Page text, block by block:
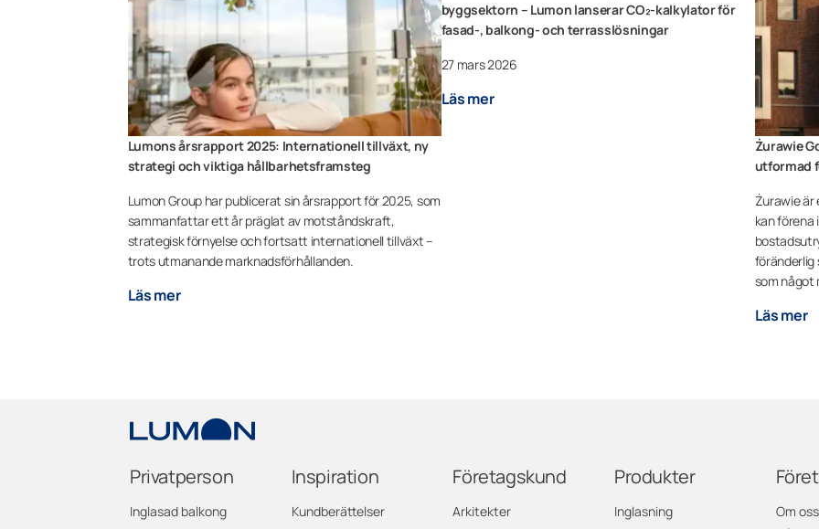
Lumons årsrapport 2025: Internationell tillväxt, ny
strategi och viktiga hållbarhetsframsteg
Lumon Group har publicerat sin årsrapport för 2025, som
sammanfattar ett år präglat av motståndskraft,
strategisk förnyelse och fortsatt internationell tillväxt –
trots utmanande marknadsförhållanden.
Läs mer
byggsektorn – Lumon lanserar CO₂-kalkylator för
fasad-, balkong- och terrasslösningar
27 mars 2026
Läs mer
Żurawie
utformad
Żurawie är
kan förena
som något
Läs mer
Privatperson
Inglasad balkong
Inspiration
Kundberättelser
Företagskund
Arkitekter
Produkter
Inglasning
Om oss